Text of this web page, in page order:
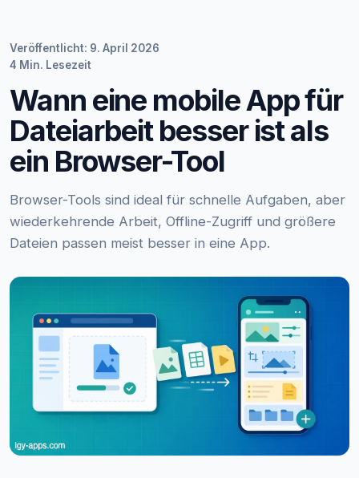
Veröffentlicht: 9. April 2026
4 Min. Lesezeit
Wann eine mobile App für
Dateiarbeit besser ist als
ein Browser-Tool
Browser-Tools sind ideal für schnelle Aufgaben, aber
wiederkehrende Arbeit, Offline-Zugriff und größere
Dateien passen meist besser in eine App.